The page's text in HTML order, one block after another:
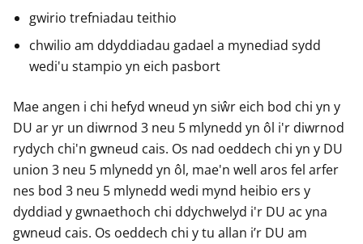
gwirio trefniadau teithio
chwilio am ddyddiadau gadael a mynediad sydd
wedi'u stampio yn eich pasbort
Mae angen i chi hefyd wneud yn siŵr eich bod chi yn y
DU ar yr un diwrnod 3 neu 5 mlynedd yn ôl i'r diwrnod
rydych chi'n gwneud cais. Os nad oeddech chi yn y DU
union 3 neu 5 mlynedd yn ôl, mae'n well aros fel arfer
nes bod 3 neu 5 mlynedd wedi mynd heibio ers y
dyddiad y gwnaethoch chi ddychwelyd i'r DU ac yna
gwneud cais. Os oeddech chi y tu allan i’r DU am